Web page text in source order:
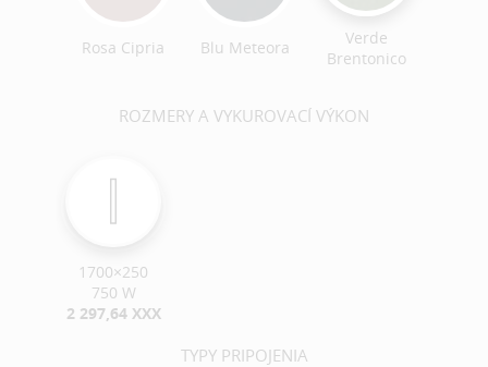
Rosa Cipria Blu Meteora
Verde
Brentonico
ROZMERY A VYKUROVACÍ VÝKON
1700×250
750 W
2 297,64 XXX
TYPY PRIPOJENIA